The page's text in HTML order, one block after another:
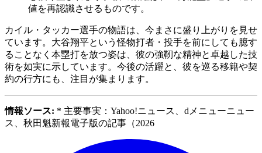
値を再認識させるものです。
カイル・タッカー選手の物語は、今まさに盛り上がりを見せ
ています。大谷翔平という怪物打者・投手を前にしても臆す
ることなく本塁打を放つ姿は、彼の強靭な精神と卓越した技
術を如実に示しています。今後の活躍と、彼を巡る移籍や契
約の行方にも、注目が集まります。
情報ソース: * 主要事実：Yahoo!ニュース、dメニューニュー
ス、秋田魁新報電子版の記事（2026